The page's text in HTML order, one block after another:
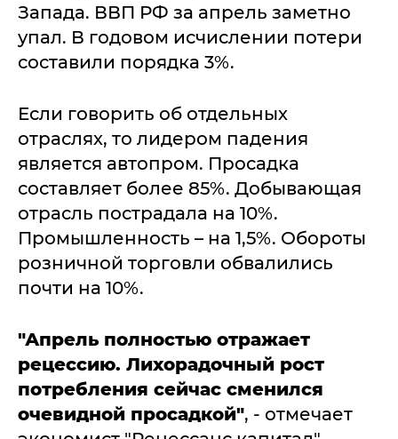
Запада. ВВП РФ за апрель заметно
упал. В годовом исчислении потери
составили порядка 3%.
Если говорить об отдельных
отраслях, то лидером падения
является автопром. Просадка
составляет более 85%. Добывающая
отрасль пострадала на 10%.
Промышленность – на 1,5%. Обороты
розничной торговли обвалились
почти на 10%.
"Апрель полностью отражает
рецессию. Лихорадочный рост
потребления сейчас сменился
очевидной просадкой", - отмечает